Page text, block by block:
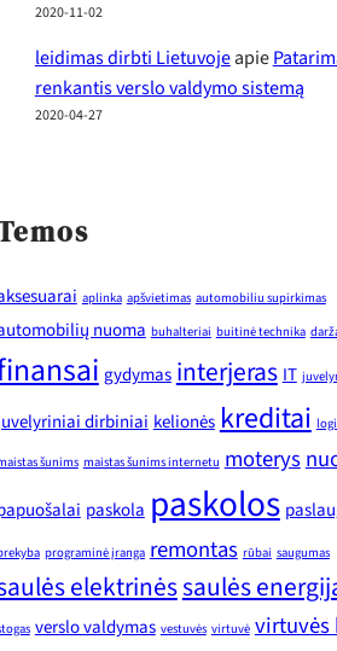
2020-11-02
leidimas dirbti Lietuvojeapie
renkantis verslo valdymo sistemą
2020-04-27
aplinka apšvietimas automobiliu supirkimas
nuoma buhalteriai buitinė technika
gydymas interjeras IT
dirbiniai kelionėskreditai
šunims maistas šunims internetu moterys
paskola paskolos
programinė įranga remontas rūbai saugumas
elektrinėssaulės
verslo valdymas vestuvės virtuvė virtuvės